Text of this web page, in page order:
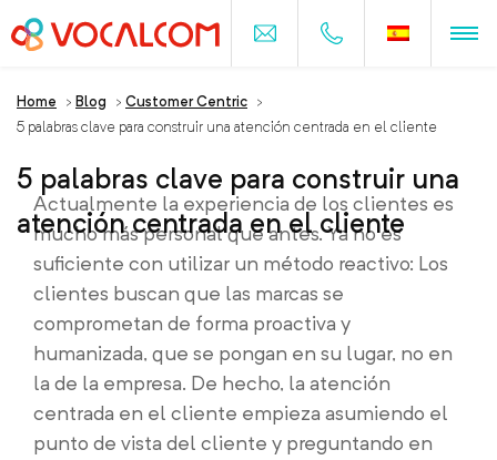
Home > Blog > Customer Centric >
5 palabras clave para construir una atención centrada en el cliente
5 palabras clave para construir una
atención centrada en el cliente
Actualmente la experiencia de los clientes es
mucho más personal que antes. Ya no es
suficiente con utilizar un método reactivo: Los
clientes buscan que las marcas se
comprometan de forma proactiva y
humanizada, que se pongan en su lugar, no en
la de la empresa. De hecho, la atención
centrada en el cliente empieza asumiendo el
punto de vista del cliente y preguntando en